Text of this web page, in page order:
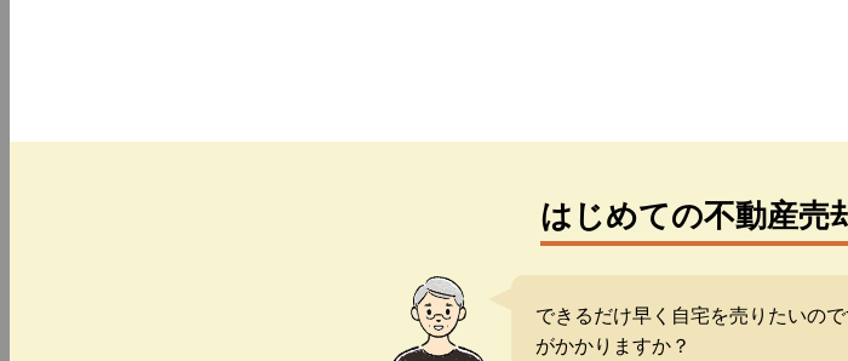
はじめての不動産売
できるだけ早く自宅を売りたいの
がかかりますか？